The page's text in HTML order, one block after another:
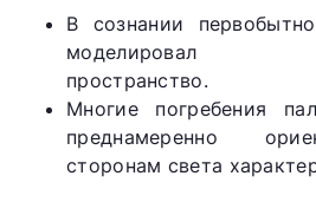
В сознании
моделировал
пространство.
Многие погребения
преднамеренно
сторонам света